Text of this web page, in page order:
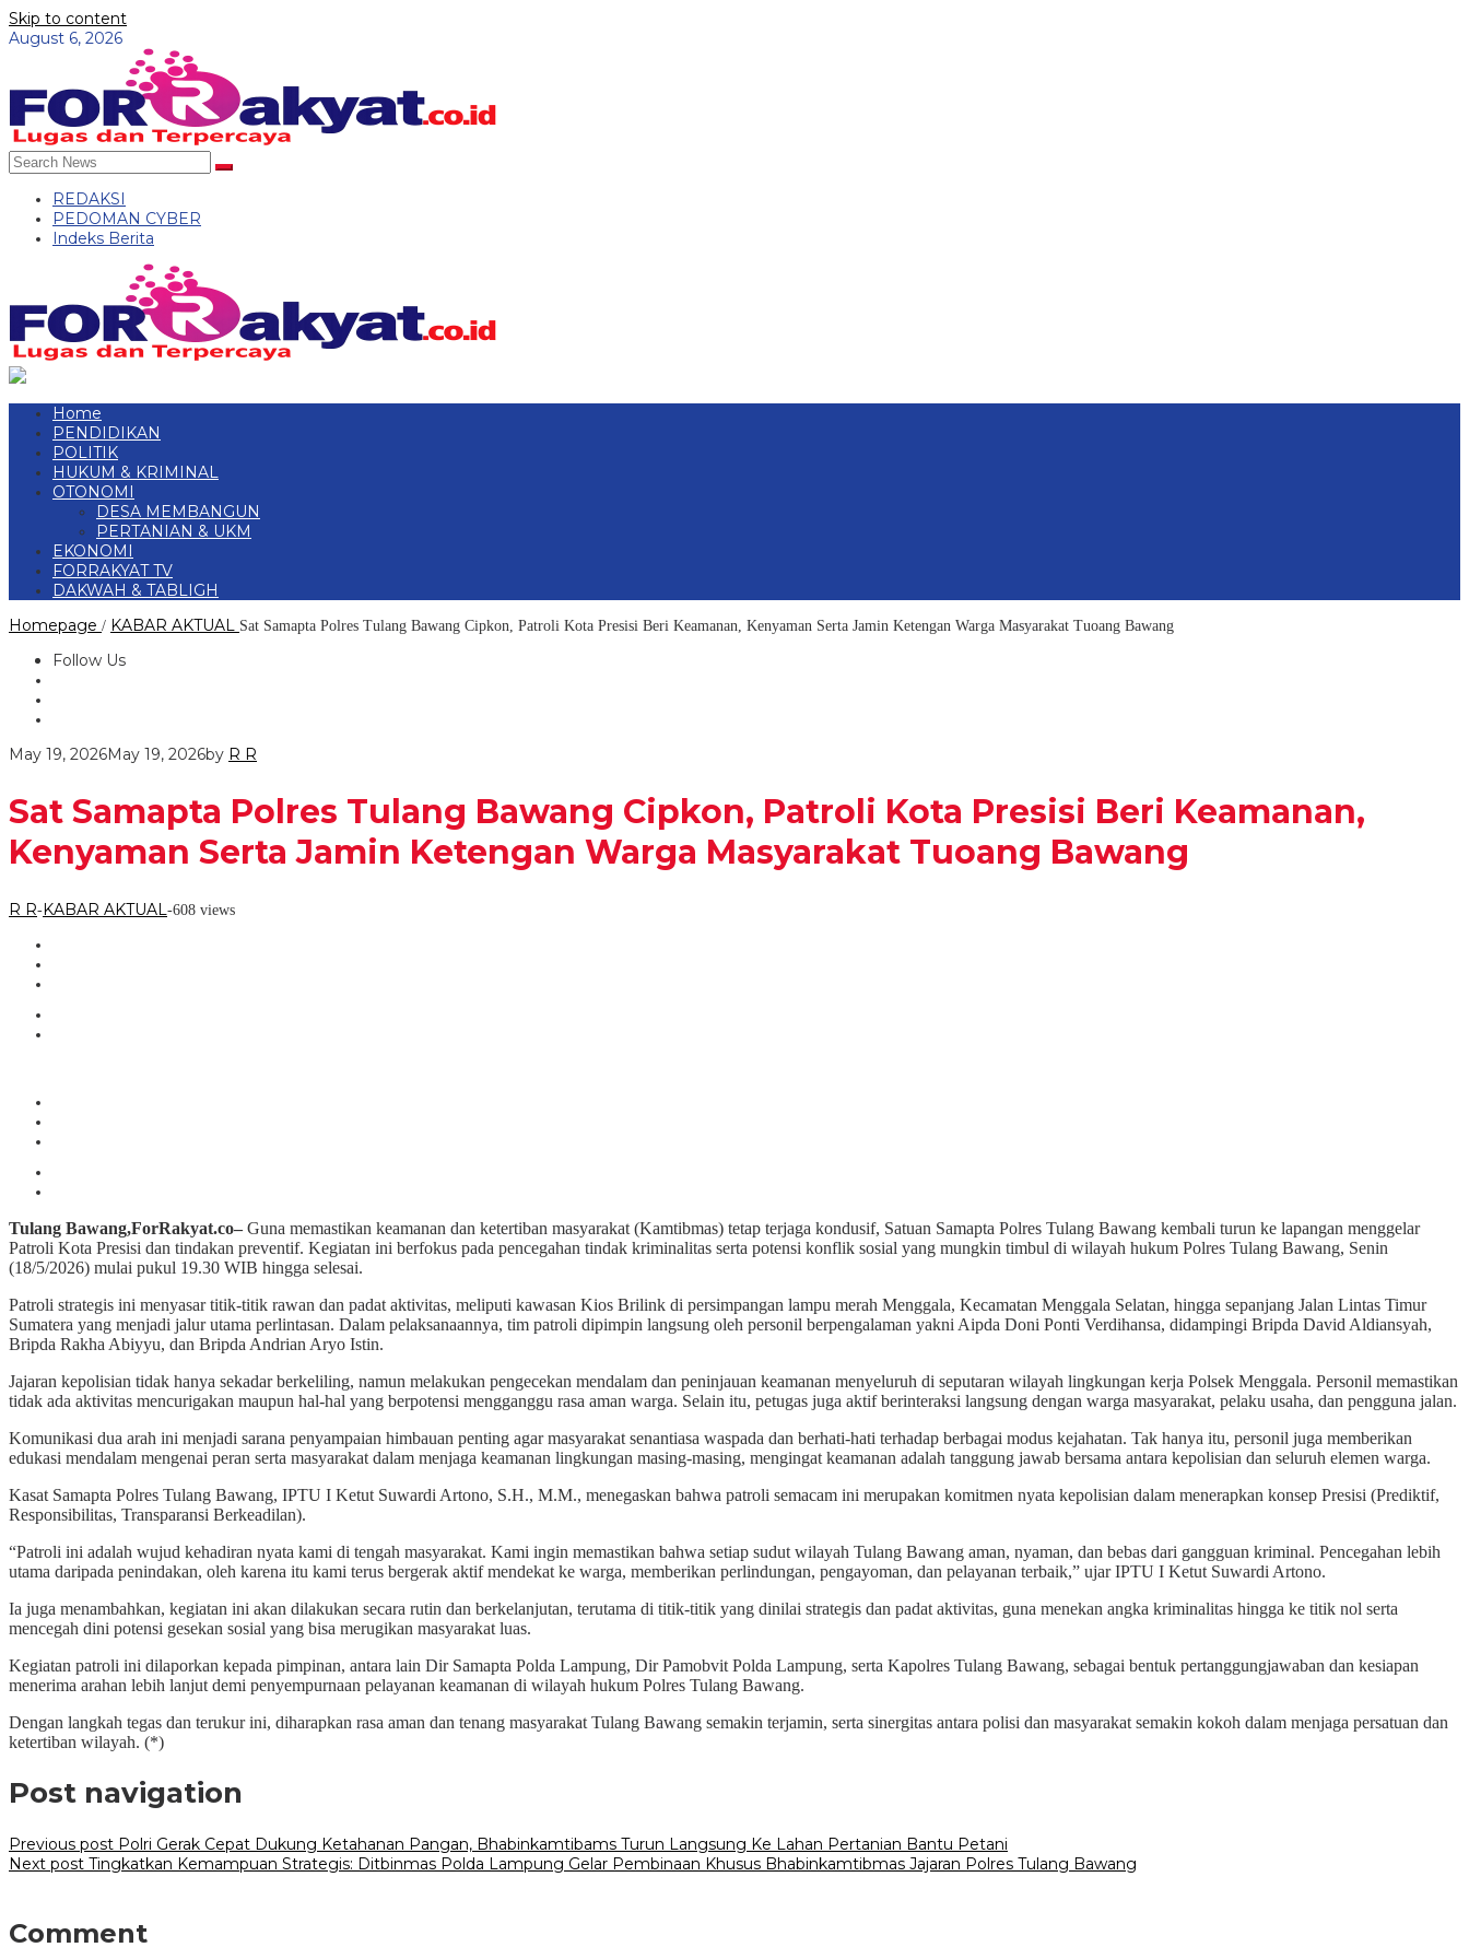
Skip to content
August 6, 2026
REDAKSI
PEDOMAN CYBER
Indeks Berita
Home
PENDIDIKAN
POLITIK
HUKUM & KRIMINAL
OTONOMI
DESA MEMBANGUN
PERTANIAN & UKM
EKONOMI
FORRAKYAT TV
DAKWAH & TABLIGH
Homepage / KABAR AKTUAL Sat Samapta Polres Tulang Bawang Cipkon, Patroli Kota Presisi Beri Keamanan, Kenyaman Serta Jamin Ketengan Warga Masyarakat Tuoang Bawang
Follow Us
May 19, 2026May 19, 2026by R R
Sat Samapta Polres Tulang Bawang Cipkon, Patroli Kota Presisi Beri Keamanan,
Kenyaman Serta Jamin Ketengan Warga Masyarakat Tuoang Bawang
R R-KABAR AKTUAL-608 views
Tulang Bawang,ForRakyat.co– Guna memastikan keamanan dan ketertiban masyarakat (Kamtibmas) tetap terjaga kondusif, Satuan Samapta Polres Tulang Bawang kembali turun ke lapangan menggelar
Patroli Kota Presisi dan tindakan preventif. Kegiatan ini berfokus pada pencegahan tindak kriminalitas serta potensi konflik sosial yang mungkin timbul di wilayah hukum Polres Tulang Bawang, Senin
(18/5/2026) mulai pukul 19.30 WIB hingga selesai.
Patroli strategis ini menyasar titik-titik rawan dan padat aktivitas, meliputi kawasan Kios Brilink di persimpangan lampu merah Menggala, Kecamatan Menggala Selatan, hingga sepanjang Jalan Lintas Timur
Sumatera yang menjadi jalur utama perlintasan. Dalam pelaksanaannya, tim patroli dipimpin langsung oleh personil berpengalaman yakni Aipda Doni Ponti Verdihansa, didampingi Bripda David Aldiansyah,
Bripda Rakha Abiyyu, dan Bripda Andrian Aryo Istin.
Jajaran kepolisian tidak hanya sekadar berkeliling, namun melakukan pengecekan mendalam dan peninjauan keamanan menyeluruh di seputaran wilayah lingkungan kerja Polsek Menggala. Personil memastikan
tidak ada aktivitas mencurigakan maupun hal-hal yang berpotensi mengganggu rasa aman warga. Selain itu, petugas juga aktif berinteraksi langsung dengan warga masyarakat, pelaku usaha, dan pengguna jalan.
Komunikasi dua arah ini menjadi sarana penyampaian himbauan penting agar masyarakat senantiasa waspada dan berhati-hati terhadap berbagai modus kejahatan. Tak hanya itu, personil juga memberikan
edukasi mendalam mengenai peran serta masyarakat dalam menjaga keamanan lingkungan masing-masing, mengingat keamanan adalah tanggung jawab bersama antara kepolisian dan seluruh elemen warga.
Kasat Samapta Polres Tulang Bawang, IPTU I Ketut Suwardi Artono, S.H., M.M., menegaskan bahwa patroli semacam ini merupakan komitmen nyata kepolisian dalam menerapkan konsep Presisi (Prediktif,
Responsibilitas, Transparansi Berkeadilan).
“Patroli ini adalah wujud kehadiran nyata kami di tengah masyarakat. Kami ingin memastikan bahwa setiap sudut wilayah Tulang Bawang aman, nyaman, dan bebas dari gangguan kriminal. Pencegahan lebih
utama daripada penindakan, oleh karena itu kami terus bergerak aktif mendekat ke warga, memberikan perlindungan, pengayoman, dan pelayanan terbaik,” ujar IPTU I Ketut Suwardi Artono.
Ia juga menambahkan, kegiatan ini akan dilakukan secara rutin dan berkelanjutan, terutama di titik-titik yang dinilai strategis dan padat aktivitas, guna menekan angka kriminalitas hingga ke titik nol serta
mencegah dini potensi gesekan sosial yang bisa merugikan masyarakat luas.
Kegiatan patroli ini dilaporkan kepada pimpinan, antara lain Dir Samapta Polda Lampung, Dir Pamobvit Polda Lampung, serta Kapolres Tulang Bawang, sebagai bentuk pertanggungjawaban dan kesiapan
menerima arahan lebih lanjut demi penyempurnaan pelayanan keamanan di wilayah hukum Polres Tulang Bawang.
Dengan langkah tegas dan terukur ini, diharapkan rasa aman dan tenang masyarakat Tulang Bawang semakin terjamin, serta sinergitas antara polisi dan masyarakat semakin kokoh dalam menjaga persatuan dan
ketertiban wilayah. (*)
Post navigation
Previous post Polri Gerak Cepat Dukung Ketahanan Pangan, Bhabinkamtibams Turun Langsung Ke Lahan Pertanian Bantu Petani
Next post Tingkatkan Kemampuan Strategis: Ditbinmas Polda Lampung Gelar Pembinaan Khusus Bhabinkamtibmas Jajaran Polres Tulang Bawang
Comment